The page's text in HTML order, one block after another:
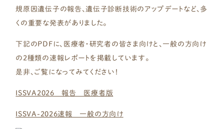
初めて診断された方へ
規原因遺伝子の報告、遺伝子診断技術のアップデートなど、多
くの重要な発表がありました。
下記のPDFに、医療者・研究者の皆さま向けと、一般の方向け
の2種類の速報レポートを掲載しています。
是非、ご覧になってみてください！
ISSVA2026 報告 医療者版
ISSVA-2026速報 一般の方向け